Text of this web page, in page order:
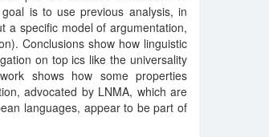
is to use previ­ous analysis, in
a specific model of argumentation,
Conclusions show how linguistic
on top­ ics like the universality
shows how some properties
advocated by LNMA, which are
languages, appear to be part of